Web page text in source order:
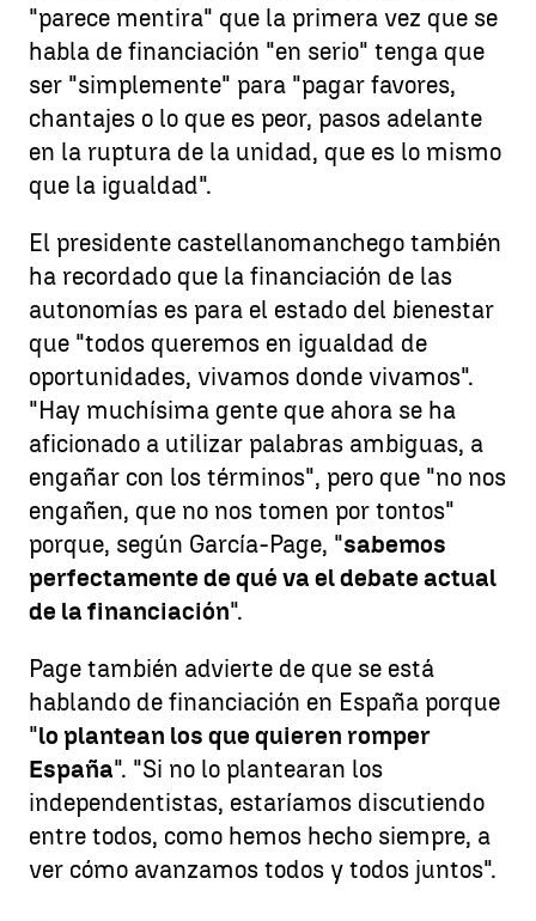
"parece mentira" que la primera vez que se
habla de financiación "en serio" tenga que
ser "simplemente" para "pagar favores,
chantajes o lo que es peor, pasos adelante
en la ruptura de la unidad, que es lo mismo
que la igualdad".
El presidente castellanomanchego también
ha recordado que la financiación de las
autonomías es para el estado del bienestar
que "todos queremos en igualdad de
oportunidades, vivamos donde vivamos".
"Hay muchísima gente que ahora se ha
aficionado a utilizar palabras ambiguas, a
engañar con los términos", pero que "no nos
engañen, que no nos tomen por tontos"
porque, según García-Page, "sabemos
perfectamente de qué va el debate actual
de la financiación".
Page también advierte de que se está
hablando de financiación en España porque
"lo plantean los que quieren romper
España". "Si no lo plantearan los
independentistas, estaríamos discutiendo
entre todos, como hemos hecho siempre, a
ver cómo avanzamos todos y todos juntos".